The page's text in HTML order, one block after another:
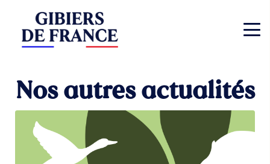
Nos autres actualités